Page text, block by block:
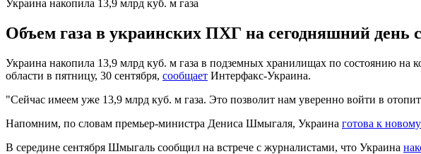
Украина накопила 13,9 млрд куб. м газа
Объем газа в украинских ПХГ на сегодняшний день
Украина накопила 13,9 млрд куб. м газа в подземных хранилищах по состоянию
области в пятницу, 30 сентября, сообщает Интерфакс-Украина.
"Сейчас имеем уже 13,9 млрд куб. м газа. Это позволит нам уверенно войти в
Напомним, по словам премьер-министра Дениса Шмыгаля, Украина готова к
В середине сентября Шмыгаль сообщил на встрече с журналистами, что Украина